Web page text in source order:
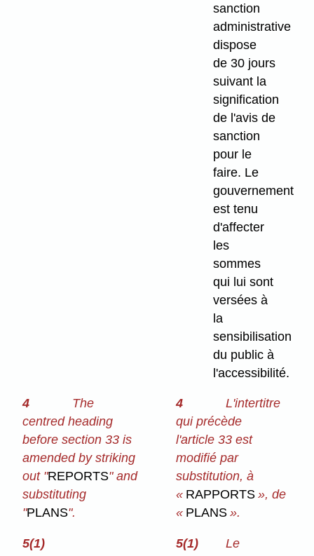
sanction
administrative
dispose
de 30 jours
suivant la
signification
de l'avis de
sanction
pour le
faire. Le
gouvernement
est tenu
d'affecter
les
sommes
qui lui sont
versées à
la
sensibilisation
du public à
l'accessibilité.
4
The
centred heading
before section 33 is
amended by striking
out "REPORTS" and
substituting
"PLANS".
4
L'intertitre
qui précède
l'article 33 est
modifié par
substitution, à
« RAPPORTS », de
« PLANS ».
5(1)
5(1)
Le